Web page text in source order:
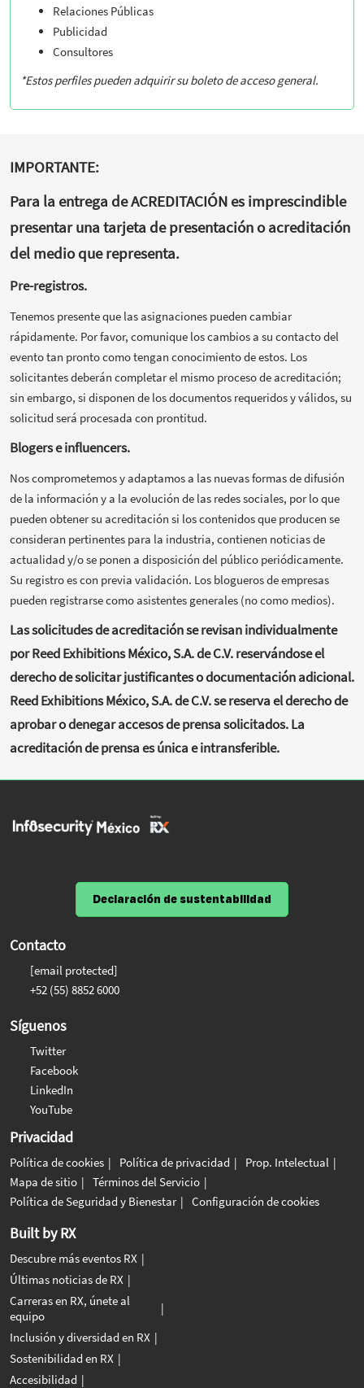
Relaciones Públicas
Publicidad
Consultores
*Estos perfiles pueden adquirir su boleto de acceso general.
IMPORTANTE:
Para la entrega de ACREDITACIÓN es imprescindible
presentar una tarjeta de presentación o acreditación
del medio que representa.
Pre-registros.
Tenemos presente que las asignaciones pueden cambiar
rápidamente. Por favor, comunique los cambios a su contacto del
evento tan pronto como tengan conocimiento de estos. Los
solicitantes deberán completar el mismo proceso de acreditación;
sin embargo, si disponen de los documentos requeridos y válidos, su
solicitud será procesada con prontitud.
Blogers e influencers.
Nos comprometemos y adaptamos a las nuevas formas de difusión
de la información y a la evolución de las redes sociales, por lo que
pueden obtener su acreditación si los contenidos que producen se
consideran pertinentes para la industria, contienen noticias de
actualidad y/o se ponen a disposición del público periódicamente.
Su registro es con previa validación. Los blogueros de empresas
pueden registrarse como asistentes generales (no como medios).
Las solicitudes de acreditación se revisan individualmente
por Reed Exhibitions México, S.A. de C.V. reservándose el
derecho de solicitar justificantes o documentación adicional.
Reed Exhibitions México, S.A. de C.V. se reserva el derecho de
aprobar o denegar accesos de prensa solicitados. La
acreditación de prensa es única e intransferible.
Declaración de sustentabilidad
Contacto
[email protected]
+52 (55) 8852 6000
Síguenos
Twitter
Facebook
LinkedIn
YouTube
Privacidad
Política de cookies Política de privacidad
Prop. Intelectual
Mapa de sitio
Términos del Servicio
Política de Seguridad y Bienestar
Configuración de cookies
Built by RX
Descubre más eventos RX
Últimas noticias de RX
Carreras en RX, únete al
equipo
Inclusión y diversidad en RX
Sostenibilidad en RX
Accesibilidad